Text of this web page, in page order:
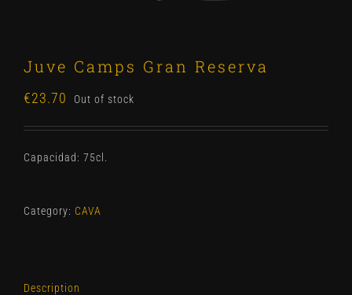
Juve Camps Gran Reserva
€23.70 Out of stock
Capacidad: 75cl.
Category: CAVA
Description